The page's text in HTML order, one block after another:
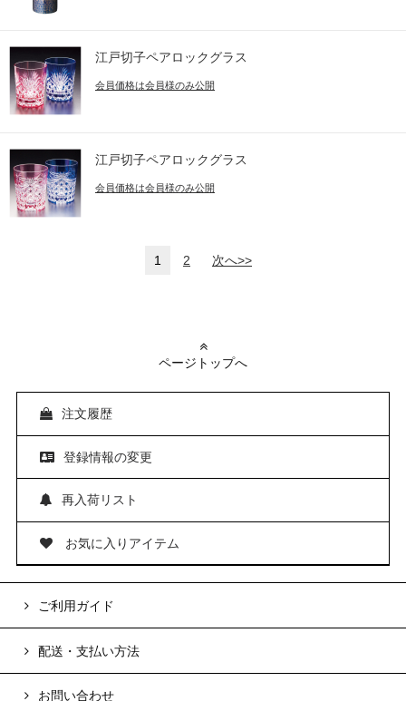
江戸切子ペアロックグラス
会員価格は会員様のみ公開
江戸切子ペアロックグラス
会員価格は会員様のみ公開
1 2 次へ>>
ページトップへ
注文履歴
登録情報の変更
再入荷リスト
お気に入りアイテム
ご利用ガイド
配送・支払い方法
お問い合わせ